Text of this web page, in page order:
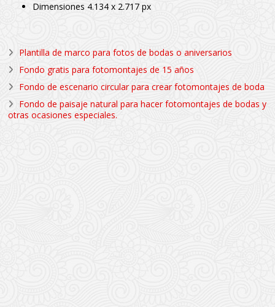
Dimensiones 4.134 x 2.717‬ px
Plantilla de marco para fotos de bodas o aniversarios
Fondo gratis para fotomontajes de 15 años
Fondo de escenario circular para crear fotomontajes de boda
Fondo de paisaje natural para hacer fotomontajes de bodas y
otras ocasiones especiales.